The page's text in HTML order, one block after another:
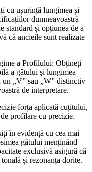
cu ușurință lungimea și
dumneavoastră
standard și opțiunea de a
că ancieile sunt realizate
a Profilului: Obțineți
a gâtului și lungimea
„V” sau „W” distinctiv
de interpretare.
forța aplicată cuțitului,
profilare cu precizie.
în evidență cu cea mai
gâtului menținând
exclusivă asigură că
și rezonanța dorite.